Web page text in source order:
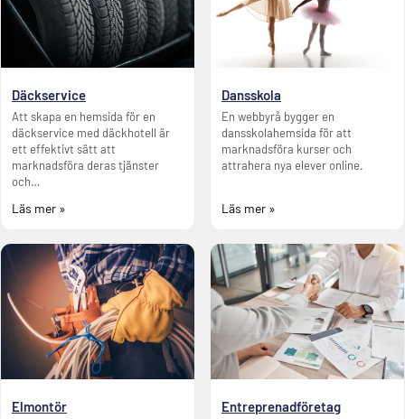
Däckservice
Att skapa en hemsida för en
däckservice med däckhotell är
ett effektivt sätt att
marknadsföra deras tjänster
och…
Läs mer »
Dansskola
En webbyrå bygger en
dansskolahemsida för att
marknadsföra kurser och
attrahera nya elever online.
Läs mer »
Elmontör Entreprenadföretag